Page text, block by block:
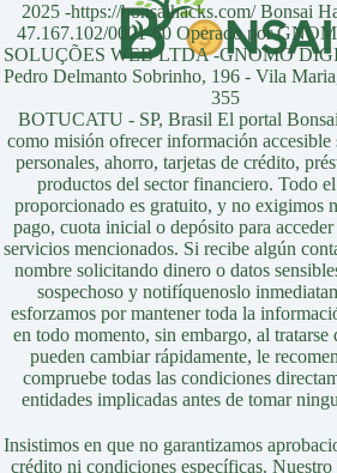
2025 -https://bonsaihacks.com/ Bonsai
47.167.102/0001-60 Operado por
SOLUÇÕES WEB LTDA -GNOMO
Pedro Delmanto Sobrinho, 196 - Vila
355
BOTUCATU - SP, Brasil El portal
como misión ofrecer información accesible
personales, ahorro, tarjetas de crédito,
productos del sector financiero. Todo
proporcionado es gratuito, y no exigimos
pago, cuota inicial o depósito para
servicios mencionados. Si recibe algún
nombre solicitando dinero o datos
sospechoso y notifíquenoslo
esforzamos por mantener toda la
en todo momento, sin embargo, al tratarse
pueden cambiar rápidamente, le
compruebe todas las condiciones
entidades implicadas antes de tomar
Insistimos en que no garantizamos
crédito ni condiciones específicas.